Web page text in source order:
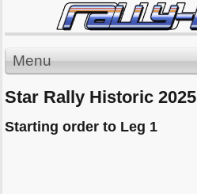
Menu
Star Rally Historic 2025
Starting order to Leg 1